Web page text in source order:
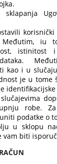
sklapanja
Međutim, iu
istinitost
kao i u
je u tome
robe.
podatke o
u sklopu
vam biti